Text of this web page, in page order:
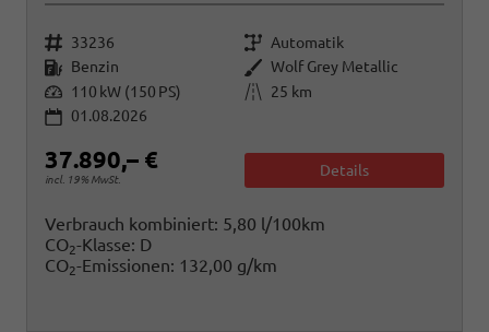
Fahrzeugnr. 33236 Getriebe Automatik
Kraftstoff Benzin Außenfarbe Wolf Grey Metallic
Leistung 110 kW (150 PS) Kilometerstand
25 km
01.08.2026
37.890,– €
incl. 19% MwSt.
Details
Verbrauch kombiniert: 5,80 l/100km
CO2-Klasse: D
CO2-Emissionen: 132,00 g/km